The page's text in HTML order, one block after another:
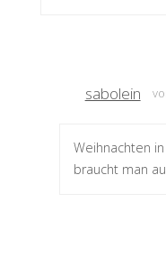
sabolein
Weihnachten
braucht man